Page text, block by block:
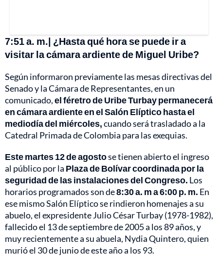
7:51 a. m.| ¿Hasta qué hora se puede ir a
visitar la cámara ardiente de Miguel Uribe?
Según informaron previamente las mesas directivas del
Senado y la Cámara de Representantes, en un
comunicado,el féretro de Uribe Turbay permanecerá
en cámara ardiente en el Salón Elíptico hasta el
mediodía del miércoles,cuando será trasladado a la
Catedral Primada de Colombia para las exequias.
Este martes 12 de agostose tienen abierto el ingreso
al público por la Plaza de Bolívar coordinada por la
seguridad de las instalaciones del Congreso. Los
horarios programados son de8:30 a. m a 6:00 p. m. En
ese mismo Salón Elíptico se rindieron homenajes a su
abuelo, el expresidente Julio César Turbay (1978-1982),
fallecido el 13 de septiembre de 2005 a los 89 años, y
muy recientemente a su abuela, Nydia Quintero, quien
murió el 30 de junio de este año a los 93.